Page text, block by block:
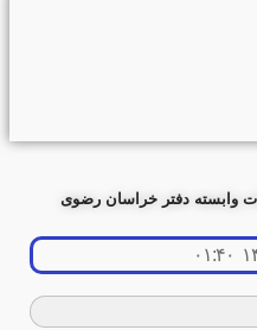
وابسته دفتر خراسان رضوی